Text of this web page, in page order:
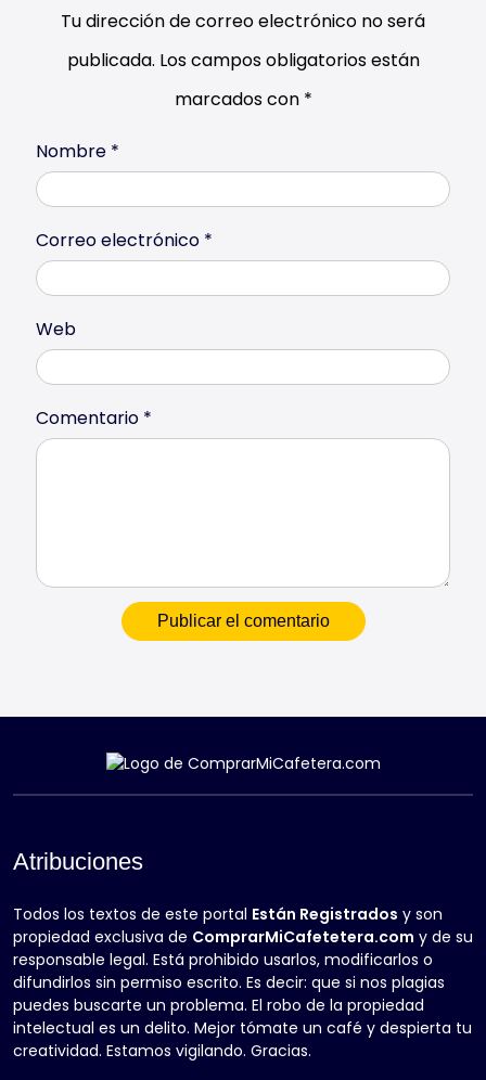
Tu dirección de correo electrónico no será
publicada. Los campos obligatorios están
marcados con *
Comentario *
Nombre *
Correo electrónico *
Web
Atribuciones
Todos los textos de este portal Están Registrados y son
propiedad exclusiva de ComprarMiCafetetera.com y de su
responsable legal. Está prohibido usarlos, modificarlos o
difundirlos sin permiso escrito. Es decir: que si nos plagias
puedes buscarte un problema. El robo de la propiedad
intelectual es un delito. Mejor tómate un café y despierta tu
creatividad. Estamos vigilando. Gracias.